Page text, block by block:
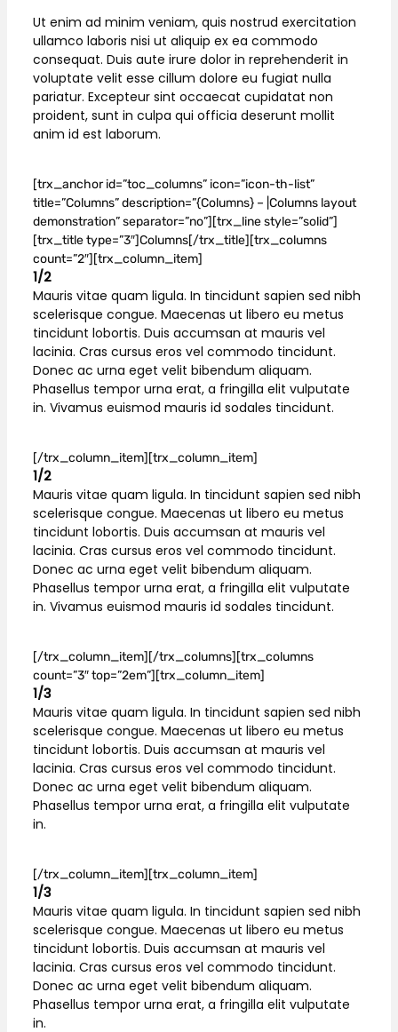
Ut enim ad minim veniam, quis nostrud exercitation
ullamco laboris nisi ut aliquip ex ea commodo
consequat. Duis aute irure dolor in reprehenderit in
voluptate velit esse cillum dolore eu fugiat nulla
pariatur. Excepteur sint occaecat cupidatat non
proident, sunt in culpa qui officia deserunt mollit
anim id est laborum.
[trx_anchor id=”toc_columns” icon=”icon-th-list”
title=”Columns” description=”{Columns} – |Columns layout
demonstration” separator=”no”][trx_line style=”solid”]
[trx_title type=”3″]Columns[/trx_title][trx_columns
count=”2″][trx_column_item]
1/2
Mauris vitae quam ligula. In tincidunt sapien sed nibh
scelerisque congue. Maecenas ut libero eu metus
tincidunt lobortis. Duis accumsan at mauris vel
lacinia. Cras cursus eros vel commodo tincidunt.
Donec ac urna eget velit bibendum aliquam.
Phasellus tempor urna erat, a fringilla elit vulputate
in. Vivamus euismod mauris id sodales tincidunt.
[/trx_column_item][trx_column_item]
1/2
Mauris vitae quam ligula. In tincidunt sapien sed nibh
scelerisque congue. Maecenas ut libero eu metus
tincidunt lobortis. Duis accumsan at mauris vel
lacinia. Cras cursus eros vel commodo tincidunt.
Donec ac urna eget velit bibendum aliquam.
Phasellus tempor urna erat, a fringilla elit vulputate
in. Vivamus euismod mauris id sodales tincidunt.
[/trx_column_item][/trx_columns][trx_columns
count=”3″ top=”2em”][trx_column_item]
1/3
Mauris vitae quam ligula. In tincidunt sapien sed nibh
scelerisque congue. Maecenas ut libero eu metus
tincidunt lobortis. Duis accumsan at mauris vel
lacinia. Cras cursus eros vel commodo tincidunt.
Donec ac urna eget velit bibendum aliquam.
Phasellus tempor urna erat, a fringilla elit vulputate
in.
[/trx_column_item][trx_column_item]
1/3
Mauris vitae quam ligula. In tincidunt sapien sed nibh
scelerisque congue. Maecenas ut libero eu metus
tincidunt lobortis. Duis accumsan at mauris vel
lacinia. Cras cursus eros vel commodo tincidunt.
Donec ac urna eget velit bibendum aliquam.
Phasellus tempor urna erat, a fringilla elit vulputate
in.